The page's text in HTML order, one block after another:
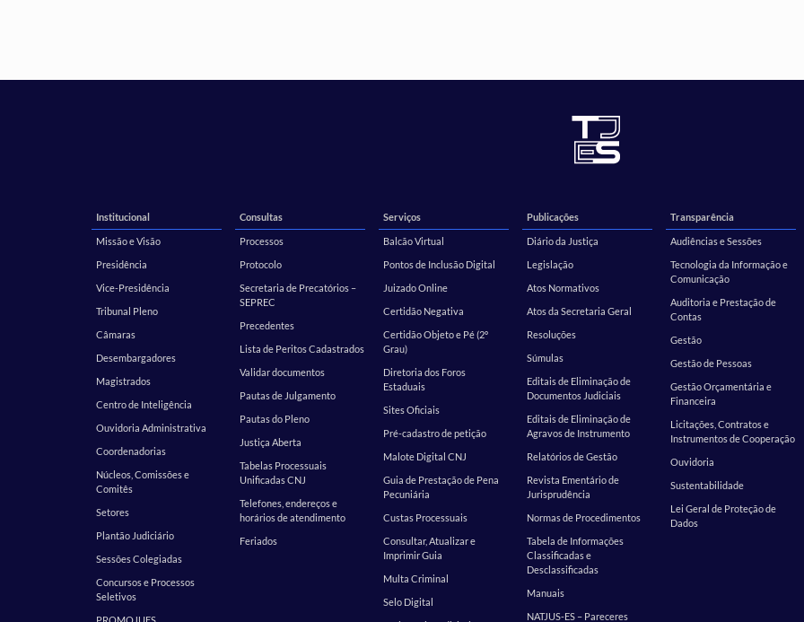
Institucional
Missão e Visão
Presidência
Vice-Presidência
Tribunal Pleno
Câmaras
Desembargadores
Magistrados
Centro de Inteligência
Ouvidoria Administrativa
Coordenadorias
Núcleos, Comissões e
Comitês
Setores
Plantão Judiciário
Sessões Colegiadas
Concursos e Processos
Seletivos
Consultas
Processos
Protocolo
Secretaria de Precatórios –
SEPREC
Precedentes
Lista de Peritos Cadastrados
Validar documentos
Pautas de Julgamento
Pautas do Pleno
Justiça Aberta
Tabelas Processuais
Unificadas CNJ
Telefones, endereços e
horários de atendimento
Feriados
Serviços
Balcão Virtual
Pontos de Inclusão Digital
Juizado Online
Certidão Negativa
Certidão Objeto e Pé (2º
Grau)
Diretoria dos Foros
Estaduais
Sites Oficiais
Pré-cadastro de petição
Malote Digital CNJ
Guia de Prestação de Pena
Pecuniária
Custas Processuais
Consultar, Atualizar e
Imprimir Guia
Multa Criminal
Selo Digital
Publicações
Diário da Justiça
Legislação
Atos Normativos
Atos da Secretaria Geral
Resoluções
Súmulas
Editais de Eliminação de
Documentos Judiciais
Editais de Eliminação de
Agravos de Instrumento
Relatórios de Gestão
Revista Ementário de
Jurisprudência
Normas de Procedimentos
Tabela de Informações
Classificadas e
Desclassificadas
Manuais
NATJUS-ES – Pareceres
Transparência
Audiências e Sessões
Tecnologia da Informação e
Comunicação
Auditoria e Prestação de
Contas
Gestão
Gestão de Pessoas
Gestão Orçamentária e
Financeira
Licitações, Contratos e
Instrumentos de Cooperação
Ouvidoria
Sustentabilidade
Lei Geral de Proteção de
Dados